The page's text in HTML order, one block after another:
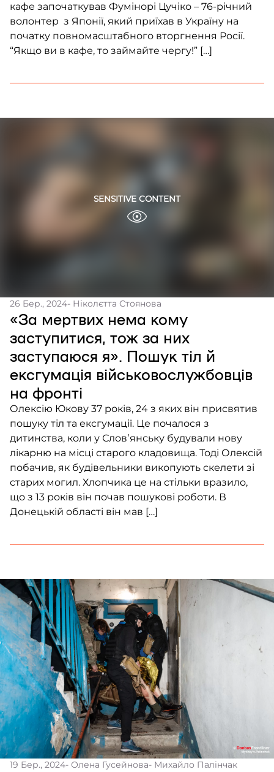
кафе започаткував Фумінорі Цучіко – 76-річний
волонтер з Японії, який приїхав в Україну на
початку повномасштабного вторгнення Росії.
“Якщо ви в кафе, то займайте чергу!” […]
26 Бер., 2024- Ніколєтта Стоянова
«За мертвих нема кому
заступитися, тож за них
заступаюся я». Пошук тіл й
ексгумація військовослужбовців
на фронті
Олексію Юкову 37 років, 24 з яких він присвятив
пошуку тіл та ексгумації. Це почалося з
дитинства, коли у Словʼянську будували нову
лікарню на місці старого кладовища. Тоді Олексій
побачив, як будівельники викопують скелети зі
старих могил. Хлопчика це на стільки вразило,
що з 13 років він почав пошукові роботи. В
Донецькій області він мав […]
19 Бер., 2024- Олена Гусейнова- Михайло Палінчак